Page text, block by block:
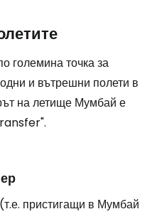
големина точка за
и вътрешни полети в
на летище Мумбай е
.
пристигащи в Мумбай